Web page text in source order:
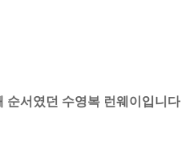
순서였던 수영복 런웨이입니다